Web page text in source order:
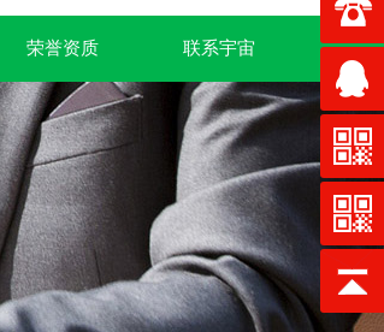
荣誉资质 联系宇宙